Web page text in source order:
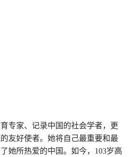
专家、记录中国的社会学者，更
友好使者。她将自己最重要和最
她所热爱的中国。如今，103岁高